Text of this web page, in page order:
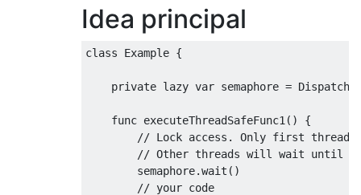
Idea principal
class Example {
private lazy var semaphore =
    func executeThreadSafeFunc1
()
{
// Lock access. Only first thread
// Other threads will wait until
        semaphore
.wait ()
// your code